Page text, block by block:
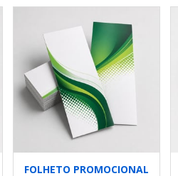
FOLHETO PROMOCIONAL